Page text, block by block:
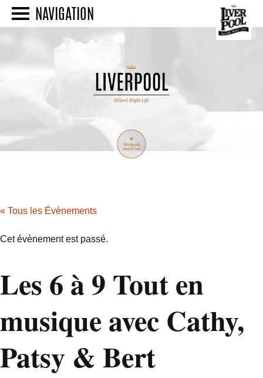
NAVIGATION
« Tous les Évènements
Cet évènement est passé.
Les 6 à 9 Tout en
musique avec Cathy,
Patsy & Bert